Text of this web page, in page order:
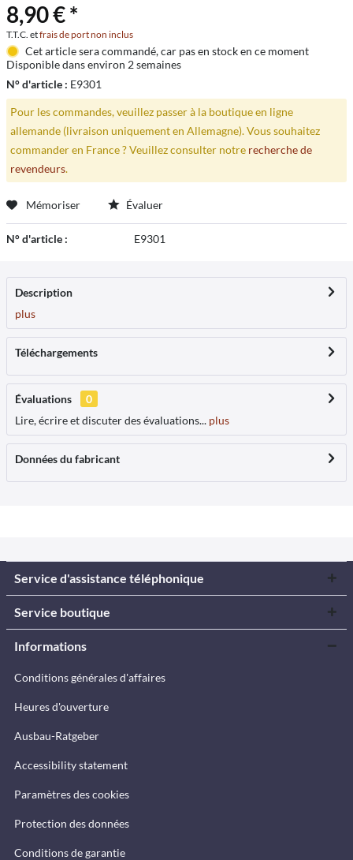
8,90 € *
T.T.C. etfrais de port non inclus
Cet article sera commandé, car pas en stock en ce moment
Disponible dans environ 2 semaines
N° d'article : E9301
Pour les commandes, veuillez passer à la boutique en ligne
allemande (livraison uniquement en Allemagne). Vous souhaitez
commander en France ? Veuillez consulter notre recherche de
revendeurs.
Mémoriser Évaluer
N° d'article : E9301
Description
plus
Téléchargements
Évaluations
0
Lire, écrire et discuter des évaluations... plus
Données du fabricant
Service d'assistance téléphonique
Service boutique
Informations
Conditions générales d'affaires
Heures d'ouverture
Ausbau-Ratgeber
Accessibility statement
Paramètres des cookies
Protection des données
Conditions de garantie